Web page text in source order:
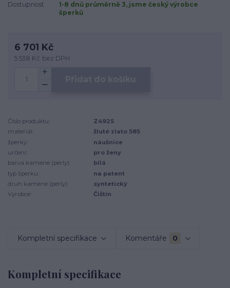
Dostupnost
1-8 dnů průměrně 3, jsme český výrobce
šperků
6 701 Kč
5 538 Kč bez DPH
Číslo produktu:
Z4925
materiál:
žluté zlato 585
šperky:
náušnice
určení:
pro ženy
barva kamene (perly):
bílá
typ šperku:
na patent
druh kamene (perly):
syntetický
Výrobce:
Čištín
Kompletní specifikace Komentáře 0
Kompletní specifikace